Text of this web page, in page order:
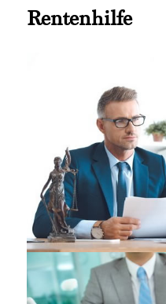
Rentenhilfe